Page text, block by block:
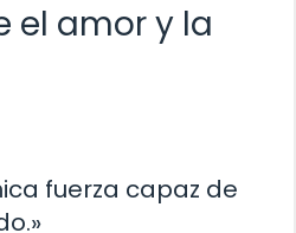
el amor y la
fuerza capaz de